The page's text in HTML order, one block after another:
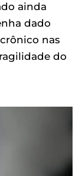
ainda
dado
nas
do